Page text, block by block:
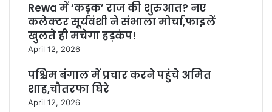
Rewa में ‘कड़क’ राज की शुरुआत? नए
कलेक्टर सूर्यवंशी ने संभाला मोर्चा,फाइलें
खुलते ही मचेगा हड़कंप!
April 12, 2026
पश्चिम बंगाल में प्रचार करने पहुंचे अमित
शाह,चौतरफा घिरे
April 12, 2026